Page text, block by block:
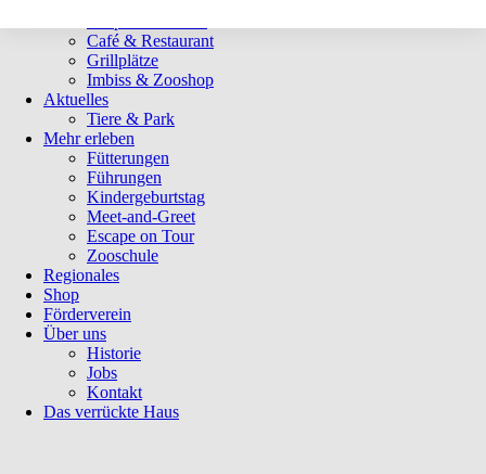
Café & Restaurant
Grillplätze
Imbiss & Zooshop
Aktuelles
Tiere & Park
Mehr erleben
Fütterungen
Führungen
Kindergeburtstag
Meet-and-Greet
Escape on Tour
Zooschule
Regionales
Shop
Förderverein
Über uns
Historie
Jobs
Kontakt
Das verrückte Haus